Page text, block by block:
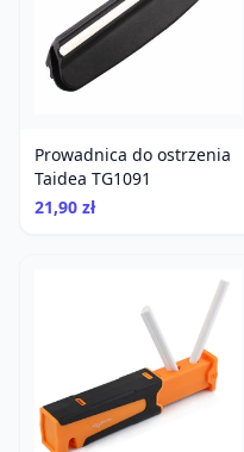
Prowadnica do ostrzenia
Taidea TG1091
21,90 zł